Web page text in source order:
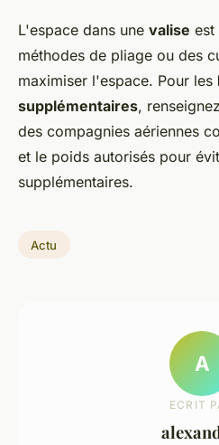
L'espace dans une valise est
méthodes de pliage ou des
maximiser l'espace. Pour les
supplémentaires,
des compagnies aériennes
et le poids autorisés pour
supplémentaires.
Actu
A
ECRIT